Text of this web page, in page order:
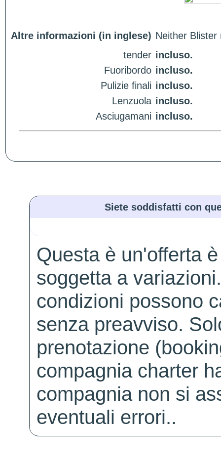
Altre informazioni (in inglese) Neither Blister
tender incluso.
Fuoribordo incluso.
Pulizie finali incluso.
Lenzuola incluso.
Asciugamani incluso.
Siete soddisfatti con
Questa è un'offerta
soggetta a
condizioni possono
senza preavviso.
prenotazione
compagnia charter
compagnia non si
eventuali errori..